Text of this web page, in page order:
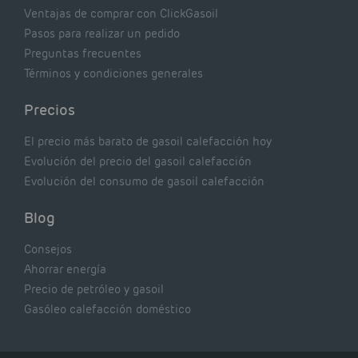
Ventajas de comprar con ClickGasoil
Pasos para realizar un pedido
Preguntas frecuentes
Términos y condiciones generales
Precios
El precio más barato de gasoil calefacción hoy
Evolución del precio del gasoil calefacción
Evolución del consumo de gasoil calefacción
Blog
Consejos
Ahorrar energía
Precio de petróleo y gasoil
Gasóleo calefacción doméstico